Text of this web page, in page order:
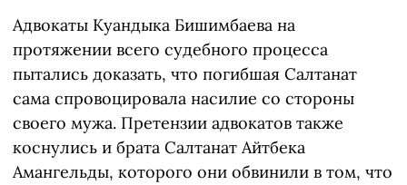
Адвокаты Куандыка Бишимбаева на
протяжении всего судебного процесса
пытались доказать, что погибшая Салтанат
сама спровоцировала насилие со стороны
своего мужа. Претензии адвокатов также
коснулись и брата Салтанат Айтбека
Амангельды, которого они обвинили в том, что